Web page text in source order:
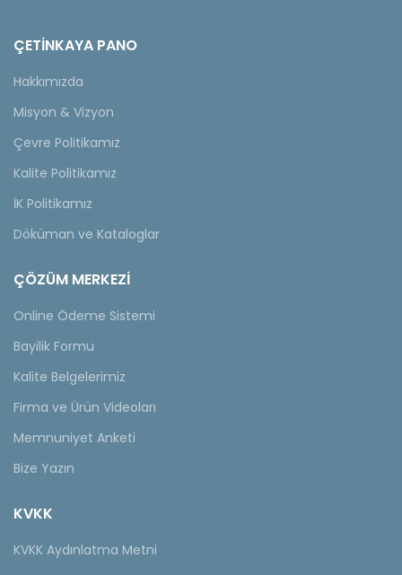
ÇETINKAYA PANO
Hakkımızda
Misyon & Vizyon
Çevre Politikamız
Kalite Politikamız
İK Politikamız
Döküman ve Kataloglar
ÇÖZÜM MERKEZİ
Online Ödeme Sistemi
Bayilik Formu
Kalite Belgelerimiz
Firma ve Ürün Videoları
Memnuniyet Anketi
Bize Yazın
KVKK
KVKK Aydınlatma Metni